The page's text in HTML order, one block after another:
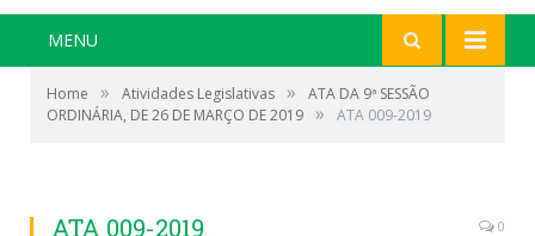
MENU
Home » Atividades Legislativas »
ATA DA 9ª SESSÃO
ORDINÁRIA, DE 26 DE MARÇO DE 2019 » ATA 009-2019
ATA 009-2019 0